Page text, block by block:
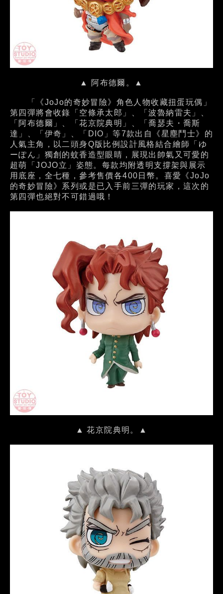
▲ 阿布德爾。▲
「《JoJo的奇妙冒險》角色人物收藏扭蛋玩偶」
第四彈將會收錄「空條承太郎」、「波魯納雷夫」、
「阿布德爾」、「花京院典明」、「喬瑟夫・喬斯
達」、「伊奇」、「DIO」等7款出自《星塵鬥士》的
人氣主角，以二頭身Q版比例設計風格結合繪師「ゆ
ーぽん」獨創的蚊香造型眼睛，展現出帥氣又可愛的
超萌「JOJO立」姿態。每款均附透明支撐架與展示
用底座，全七種，參考售價各400日幣。喜愛《JoJo
的奇妙冒險》系列或是已入手前三彈的玩家，這次的
第四彈也絕對不可錯過哦！
▲ 花京院典明。▲